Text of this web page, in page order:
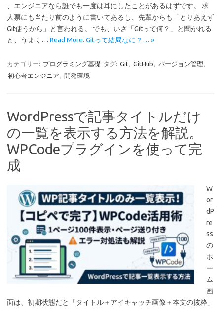
、エンジニアなら誰でも一度は耳にしたことがあるはずです。 求
人票にも当たり前のように書いてあるし、先輩からも「とりあえず
Git使うから」と言われる。 でも、いざ「Gitって何？」と聞かれる
と、うまく… Read More: Gitって結局なに？… »
カテゴリー: プログラミング基礎 タグ: Git, GitHub , バージョン管理 ,
初心者エンジニア , 開発環境
WordPressで記事タイトルだけ
の一覧を表示する方法を解説。
WPCodeプラグインを使って完
成
W
or
dP
re
ss
の
ホ
ー
ム
画
面は、初期状態だと「タイトル＋アイキャッチ画像＋本文の抜粋」